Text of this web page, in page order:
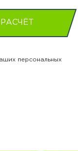
персональных